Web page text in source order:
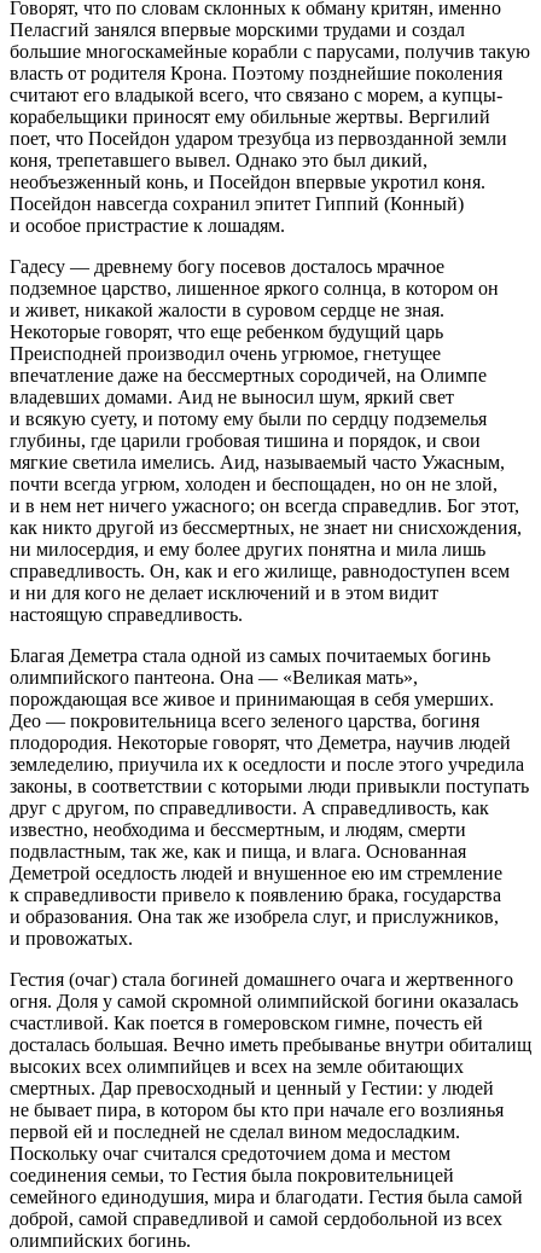
Говорят, что по словам склонных к обману критян, именно
Пеласгий занялся впервые морскими трудами и создал
большие многоскамейные корабли с парусами, получив такую
власть от родителя Крона. Поэтому позднейшие поколения
считают его владыкой всего, что связано с морем, а купцы-
корабельщики приносят ему обильные жертвы. Вергилий
поет, что Посейдон ударом трезубца из первозданной земли
коня, трепетавшего вывел. Однако это был дикий,
необъезженный конь, и Посейдон впервые укротил коня.
Посейдон навсегда сохранил эпитет Гиппий (Конный)
и особое пристрастие к лошадям.
Гадесу — древнему богу посевов досталось мрачное
подземное царство, лишенное яркого солнца, в котором он
и живет, никакой жалости в суровом сердце не зная.
Некоторые говорят, что еще ребенком будущий царь
Преисподней производил очень угрюмое, гнетущее
впечатление даже на бессмертных сородичей, на Олимпе
владевших домами. Аид не выносил шум, яркий свет
и всякую суету, и потому ему были по сердцу подземелья
глубины, где царили гробовая тишина и порядок, и свои
мягкие светила имелись. Аид, называемый часто Ужасным,
почти всегда угрюм, холоден и беспощаден, но он не злой,
и в нем нет ничего ужасного; он всегда справедлив. Бог этот,
как никто другой из бессмертных, не знает ни снисхождения,
ни милосердия, и ему более других понятна и мила лишь
справедливость. Он, как и его жилище, равнодоступен всем
и ни для кого не делает исключений и в этом видит
настоящую справедливость.
Благая Деметра стала одной из самых почитаемых богинь
олимпийского пантеона. Она — «Великая мать»,
порождающая все живое и принимающая в себя умерших.
Део — покровительница всего зеленого царства, богиня
плодородия. Некоторые говорят, что Деметра, научив людей
земледелию, приучила их к оседлости и после этого учредила
законы, в соответствии с которыми люди привыкли поступать
друг с другом, по справедливости. А справедливость, как
известно, необходима и бессмертным, и людям, смерти
подвластным, так же, как и пища, и влага. Основанная
Деметрой оседлость людей и внушенное ею им стремление
к справедливости привело к появлению брака, государства
и образования. Она так же изобрела слуг, и прислужников,
и провожатых.
Гестия (очаг) стала богиней домашнего очага и жертвенного
огня. Доля у самой скромной олимпийской богини оказалась
счастливой. Как поется в гомеровском гимне, почесть ей
досталась большая. Вечно иметь пребыванье внутри обиталищ
высоких всех олимпийцев и всех на земле обитающих
смертных. Дар превосходный и ценный у Гестии: у людей
не бывает пира, в котором бы кто при начале его возлиянья
первой ей и последней не сделал вином медосладким.
Поскольку очаг считался средоточием дома и местом
соединения семьи, то Гестия была покровительницей
семейного единодушия, мира и благодати. Гестия была самой
доброй, самой справедливой и самой сердобольной из всех
олимпийских богинь.